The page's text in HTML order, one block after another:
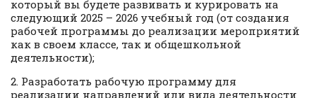
который вы будете развивать и курировать на
следующий 2025 – 2026 учебный год (от создания
рабочей программы до реализации мероприятий
как в своем классе, так и общешкольной
деятельности);
2. Разработать рабочую программу для
реализации направлений или вида деятельности